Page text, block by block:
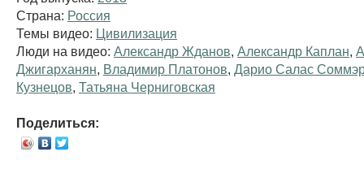
Страна: Россия
Темы видео: Цивилизация
Люди на видео: Александр Жданов Александр Каплан
Джигарханян Владимир Платонов
Дарио Салас
Кузнецов Татьяна Черниговская
Поделиться: